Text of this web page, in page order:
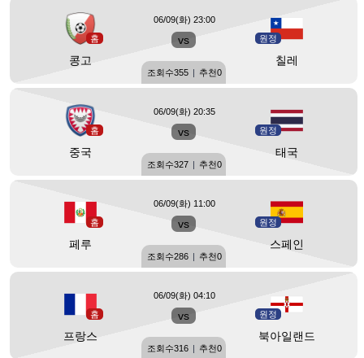
홈
콩고
vs 원정
칠레
06/09(화) 23:00
조회수355 | 추천0
홈
중국
vs 원정
태국
06/09(화) 20:35
조회수327 | 추천0
홈
페루
vs 원정
스페인
06/09(화) 11:00
조회수286 | 추천0
홈
프랑스
vs 원정
북아일랜드
06/09(화) 04:10
조회수316 | 추천0